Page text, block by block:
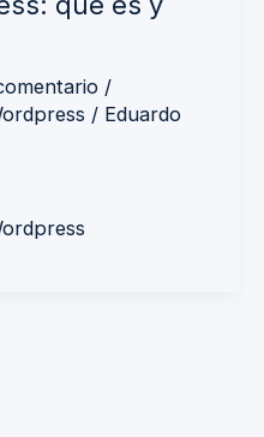
/
/ Eduardo